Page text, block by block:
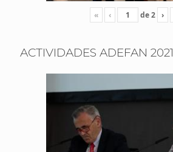
« ‹ de2 ›
ACTIVIDADES ADEFAN 2021